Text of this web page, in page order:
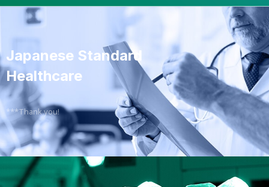
Japanese Standard
Healthcare
***Thank you!